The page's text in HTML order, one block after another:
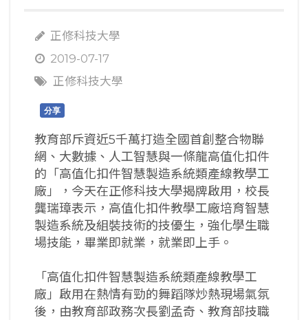
正修科技大學
2019-07-17
正修科技大學
分享
教育部斥資近5千萬打造全國首創整合物聯
網、大數據、人工智慧與一條龍高值化扣件
的「高值化扣件智慧製造系統類產線教學工
廠」，今天在正修科技大學揭牌啟用，校長
龔瑞璋表示，高值化扣件教學工廠培育智慧
製造系統及組裝技術的技優生，強化學生職
場技能，畢業即就業，就業即上手。
「高值化扣件智慧製造系統類產線教學工
廠」啟用在熱情有勁的舞蹈隊炒熱現場氣氛
後，由教育部政務次長劉孟奇、教育部技職